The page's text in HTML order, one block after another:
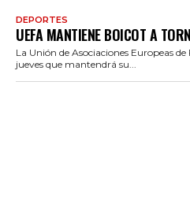
DEPORTES
UEFA MANTIENE BOICOT A
La Unión de Asociaciones Europeas
jueves que mantendrá su...